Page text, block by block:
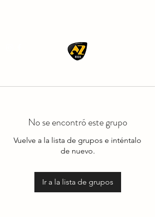
No se encontró este grupo
Vuelve a la lista de grupos e inténtalo
de nuevo.
Ir a la lista de grupos